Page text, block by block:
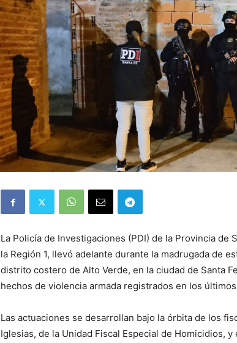
La Policía de Investigaciones (PDI) de la Provincia de
la Región 1, llevó adelante durante la madrugada de
distrito costero de Alto Verde, en la ciudad de Santa
hechos de violencia armada registrados en los
Las actuaciones se desarrollan bajo la órbita de los
Iglesias, de la Unidad Fiscal Especial de Homicidios,